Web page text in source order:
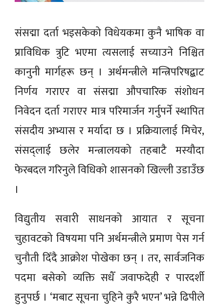
संसद्मा दर्ता भइसकेको विधेयकमा कुनै भाषिक वा
प्राविधिक त्रुटि भएमा त्यसलाई सच्याउने निश्चित
कानुनी मार्गहरू छन् । अर्थमन्त्रीले मन्त्रिपरिषद्बाट
निर्णय गराएर वा संसद्मा औपचारिक संशोधन
निवेदन दर्ता गराएर मात्र परिमार्जन गर्नुपर्ने स्थापित
संसदीय अभ्यास र मर्यादा छ । प्रक्रियालाई मिचेर,
संसद्लाई छलेर मन्त्रालयको तहबाटै मस्यौदा
फेरबदल गरिनुले विधिको शासनको खिल्ली उडाउँछ
।
विद्युतीय सवारी साधनको आयात र सूचना
चुहावटको विषयमा पनि अर्थमन्त्रीले प्रमाण पेस गर्न
चुनौती दिँदै आक्रोश पोखेका छन् । तर, सार्वजनिक
पदमा बसेको व्यक्ति सधैँ जवाफदेही र पारदर्शी
हुनुपर्छ । ‘मबाट सूचना चुहिने कुरै भएन’ भन्ने ढिपीले